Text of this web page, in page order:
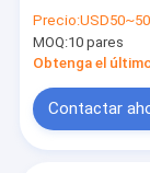
HDPE del PE
Precio:
MOQ:10 pares
Obtenga el
Contactar